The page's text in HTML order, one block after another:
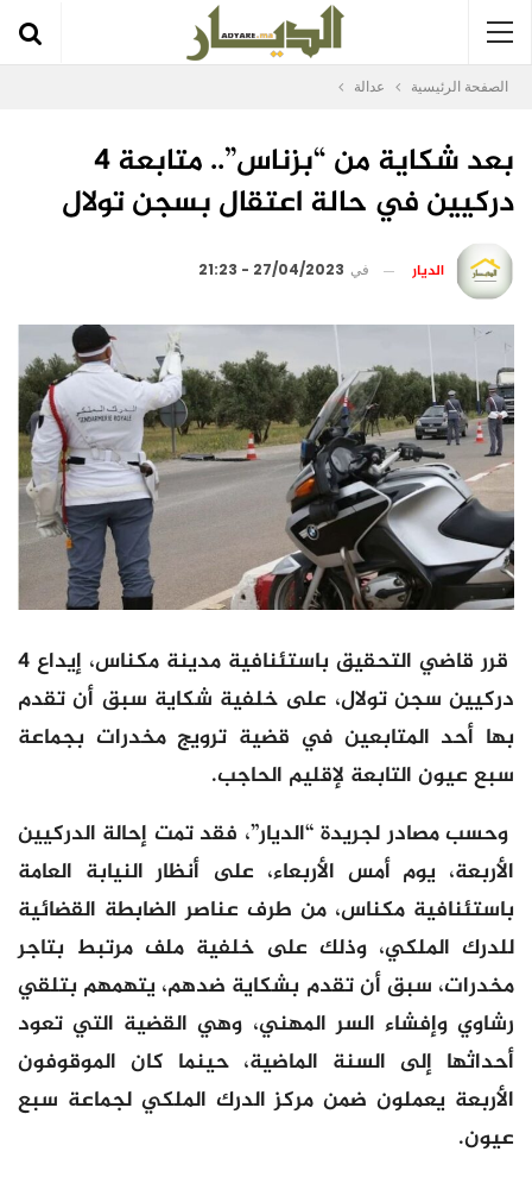
الصفحة الرئيسية عدالة
بعد شكاية من “بزناس”.. متابعة 4
دركيين في حالة اعتقال بسجن تولال
الديار في 27/04/2023 - 21:23
قرر قاضي التحقيق باستئنافية مدينة مكناس، إيداع 4
دركيين سجن تولال، على خلفية شكاية سبق أن تقدم
بها أحد المتابعين في قضية ترويج مخدرات بجماعة
سبع عيون التابعة لإقليم الحاجب.
وحسب مصادر لجريدة “الديار”، فقد تمت إحالة الدركيين
الأربعة، يوم أمس الأربعاء، على أنظار النيابة العامة
باستئنافية مكناس، من طرف عناصر الضابطة القضائية
للدرك الملكي، وذلك على خلفية ملف مرتبط بتاجر
مخدرات، سبق أن تقدم بشكاية ضدهم، يتهمهم بتلقي
رشاوي وإفشاء السر المهني، وهي القضية التي تعود
أحداثها إلى السنة الماضية، حينما كان الموقوفون
الأربعة يعملون ضمن مركز الدرك الملكي لجماعة سبع
عيون.